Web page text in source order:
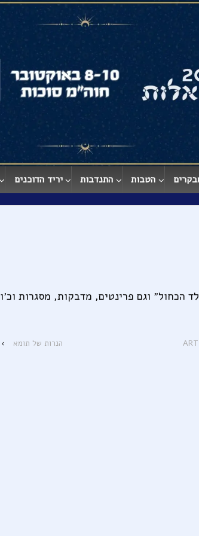
הטבות התנדבות יריד הדוכנים
הכחול״ וגם פרינטים, מדבקות, מסגרות וכ׳ו
הנרות של תומא ›